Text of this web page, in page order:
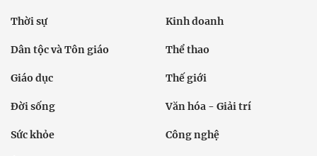
Thời sự Kinh doanh
Dân tộc và Tôn giáo Thể thao
Giáo dục Thế giới
Đời sống Văn hóa - Giải trí
Sức khỏe Công nghệ